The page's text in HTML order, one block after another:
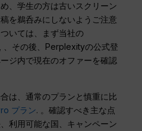
、学生の方は古いスクリーン
を鵜呑みにしないようご注意
いては、まず当社の
, 、その後、Perplexityの公式登
ジ内で現在のオファーを確認
は、通常のプランと慎重に比
プラン. 。確認すべき主な点
利用可能な国、キャンペーン